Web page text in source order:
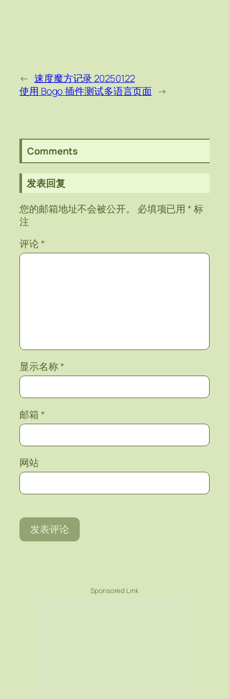
← 速度魔方记录 20250122
使用 Bogo 插件测试多语言页面 →
Comments
发表回复
您的邮箱地址不会被公开。
必填项已用*标
注
评论*
显示名称*
邮箱*
网站
Sponsored Link